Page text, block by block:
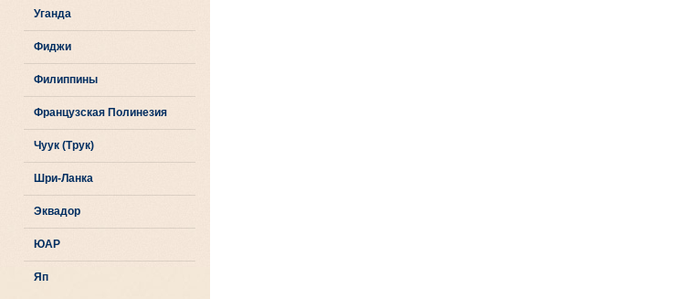
Уганда
Фиджи
Филиппины
Французская Полинезия
Чуук (Трук)
Шри-Ланка
Эквадор
ЮАР
Яп